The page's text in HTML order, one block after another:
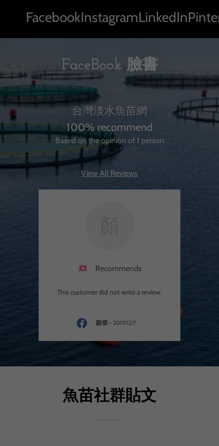
InstagramLinkedInPinterestX
FaceBook 臉書
台灣淡水魚苗網
100% recommend
Based on the opinion of 1 person
View All Reviews
Recommends
This customer did not write a review.
顏傑- 2017/12/7
魚苗社群貼文